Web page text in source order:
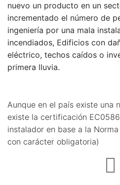
nuevo un producto en un
incrementado el número de
ingeniería por una mala
incendiados, Edificios con
eléctrico, techos caídos o
primera lluvia.
Aunque en el país existe una
existe la certificación
instalador en base a la
con carácter obligatoria)